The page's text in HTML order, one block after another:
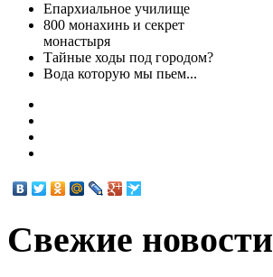
Епархиальное училище
800 монахинь и секрет
монастыря
Тайные ходы под городом?
Вода которую мы пьем...
Свежие новости